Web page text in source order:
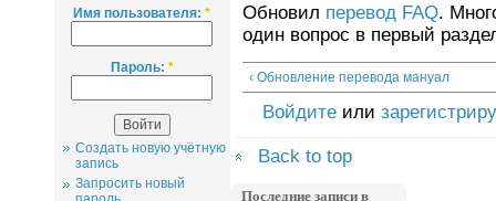
Имя пользователя:*
Пароль: *
Создать новую учётную
запись
Запросить новый
Обновил перевод FAQ.
один вопрос в первый
‹ Обновление перевода мануал
Войдитеили
Back to top
Последние записи в